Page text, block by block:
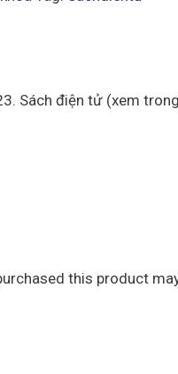
Sách điện tử (xem
this product